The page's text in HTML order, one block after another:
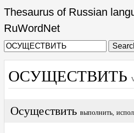
Thesaurus of Russian
RuWordNet
ОСУЩЕСТВИТЬ
Осуществить выполнить,